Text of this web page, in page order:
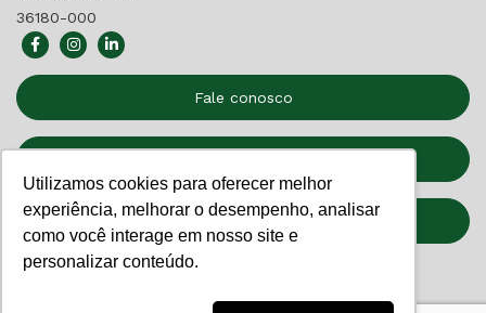
Utilizamos cookies para oferecer melhor
experiência, melhorar o desempenho, analisar
como você interage em nosso site e
personalizar conteúdo.
36180-000
Fale conosco
Relatório de Transparência